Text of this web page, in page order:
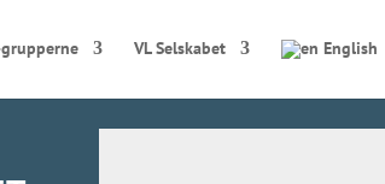
VL Selskabet English